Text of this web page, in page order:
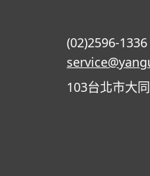
(02)2596-1336
103台北市大